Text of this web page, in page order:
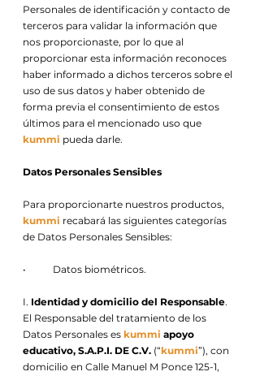
Personales de identificación y contacto de
terceros para validar la información que
nos proporcionaste, por lo que al
proporcionar esta información reconoces
haber informado a dichos terceros sobre el
uso de sus datos y haber obtenido de
forma previa el consentimiento de estos
últimos para el mencionado uso que
kummi pueda darle.
Datos Personales Sensibles
Para proporcionarte nuestros productos,
kummi recabará las siguientes categorías
de Datos Personales Sensibles:
• Datos biométricos.
I. Identidad y domicilio del Responsable.
El Responsable del tratamiento de los
Datos Personales es kummi apoyo
educativo, S.A.P.I. DE C.V. (“kummi”), con
domicilio en Calle Manuel M Ponce 125-1,